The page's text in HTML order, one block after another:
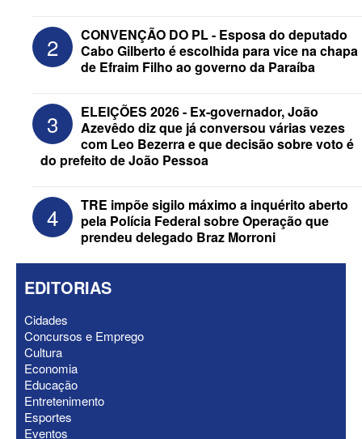
Federação Brasil da Esperança decide
nesta terça apoio ao Governo; PT E
PCdoB apostam em Lucas
ELEIÇÕES 2026 - “Muitas surpresas
virão”, diz Lucas Ribeiro sobre escolha
do nome do vice
2
CONVENÇÃO DO PL - Esposa do deputado
Cabo Gilberto é escolhida para vice na chapa
de Efraim Filho ao governo da Paraíba
3
ELEIÇÕES 2026 - Ex-governador, João
Azevêdo diz que já conversou várias vezes
com Leo Bezerra e que decisão sobre voto é
do prefeito de João Pessoa
4
TRE impõe sigilo máximo a inquérito aberto
pela Polícia Federal sobre Operação que
prendeu delegado Braz Morroni
EDITORIAS
Cidades
Concursos e Emprego
Cultura
Economia
Educação
Entretenimento
Esportes
Eventos